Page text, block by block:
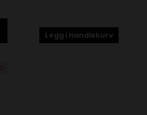
Legg i handlekurv